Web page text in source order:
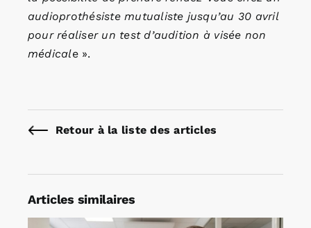
audioprothésiste mutualiste jusqu’au 30 avril
pour réaliser un test d’audition à visée non
médicale ».
Retour à la liste des articles
Articles similaires